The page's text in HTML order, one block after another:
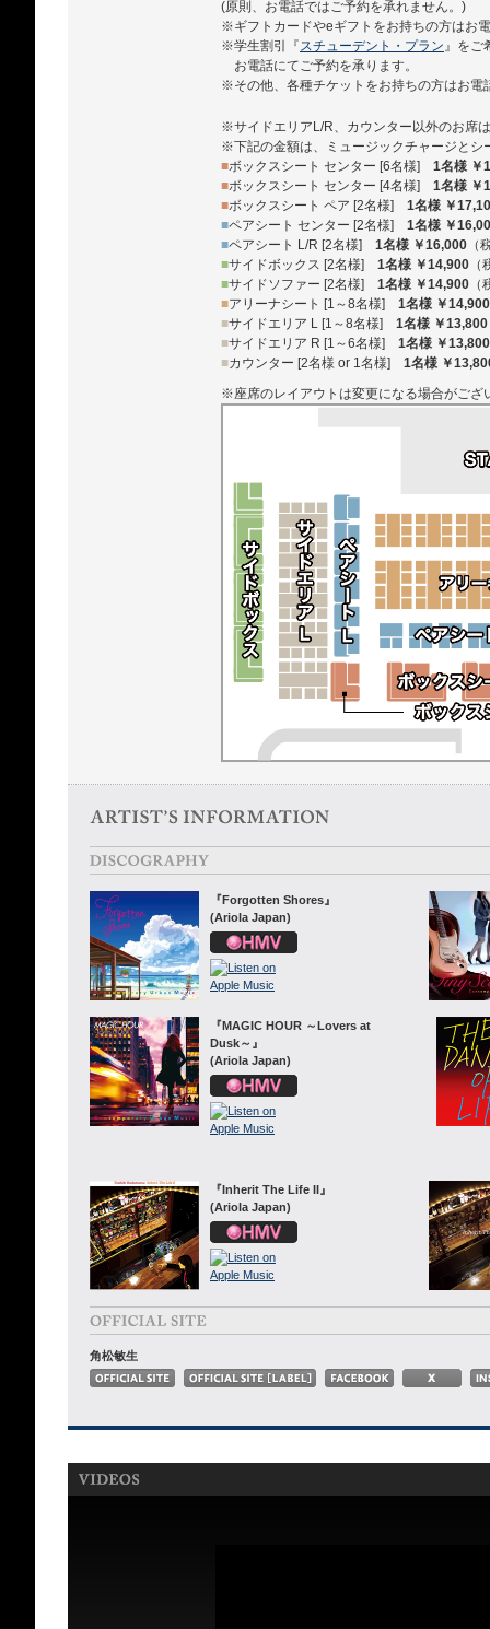
(原則、お電話ではご予約を承れません。)
※ギフトカードやeギフトをお持ちの方はお
※学生割引『スチューデント・プラン』をご
お電話にてご予約を承ります。
※その他、各種チケットをお持ちの方はお電
※サイドエリアL/R、カウンター以外のお席
※下記の金額は、ミュージックチャージとシ
■ボックスシート センター [6名様] 1名様 ￥
■ボックスシート センター [4名様] 1名様 ￥
■ボックスシート ペア [2名様] 1名様 ￥
■ペアシート センター [2名様] 1名様 ￥
■ペアシート L/R [2名様] 1名様 ￥16,000 （
■サイドボックス [2名様] 1名様 ￥14,900
■サイドソファー [2名様] 1名様 ￥14,900
■アリーナシート [1～8名様] 1名様 ￥14,900
■サイドエリア L [1～8名様] 1名様 ￥13,800
■サイドエリア R [1～6名様] 1名様 ￥13,800
■カウンター [2名様 or 1名様] 1名様 ￥
※座席のレイアウトは変更になる場合がござ
『Forgotten Shores』
(Ariola Japan)
『MAGIC HOUR ～Lovers at
Dusk～』
(Ariola Japan)
『Inherit The Life II』
(Ariola Japan)
角松敏生